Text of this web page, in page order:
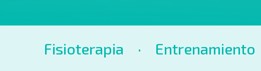
Fisioterapia · Entrenamiento